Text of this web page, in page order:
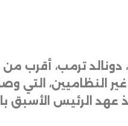
دونالد ترمب،
عهد الرئيس الأسبق